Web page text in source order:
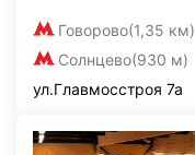
Говорово(1,35 км)
Солнцево(930 м)
ул.Главмосстроя 7а